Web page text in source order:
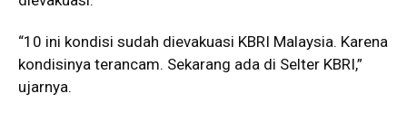
“10 ini kondisi sudah dievakuasi KBRI Malaysia. Karena
kondisinya terancam. Sekarang ada di Selter KBRI,”
ujarnya.